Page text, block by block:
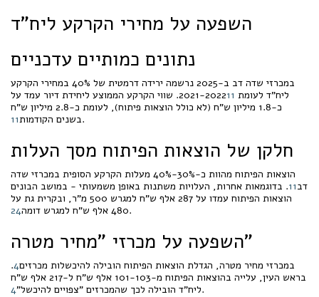
השפעה על מחירי הקרקע ליח"ד
נתונים כמותיים עדכניים
במכרזי שדה דב ב-2025 נרשמה ירידה דרמטית של 40% במחירי הקרקע
ליח"ד לעומת 2021-2022 11
. שווי הקרקע הממוצע ליחידת דיור עמד על
כ-1.8 מיליון ש"ח (לא כולל הוצאות פיתוח), לעומת כ-2.8 מיליון ש"ח
בשנים הקודמות11 .
חלקן של הוצאות הפיתוח מסך העלות
הוצאות הפיתוח מהוות כ-30%-40% מעלות הקרקע הסופית במכרזי שדה
דב11. בדוגמאות אחרות, העלויות משתנות באופן משמעותי - במושב הבונים
הוצאות הפיתוח עמדו על 287 אלף ש"ח למגרש 500 מ"ר, ובקרית גת על
480 אלף ש"ח למגרש דומה
24 .
השפעה על מכרזי "מחיר מטרה"
במכרזי מחיר מטרה, הגדלת הוצאות הפיתוח הובילה להיכשלות מכרזים4
.
בראש העין, עלייה בהוצאות הפיתוח מ-101-103 אלף ש"ח ל-217 אלף ש"ח
ליח"ד הובילה לכך שהמכרזים "צפויים להיכשל"4 .